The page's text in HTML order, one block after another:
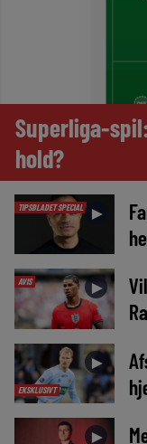
Superliga-
hold?
TIPSBLADET SPECIAL ►
AVIS ►
EKSKLUSIVT
►
►